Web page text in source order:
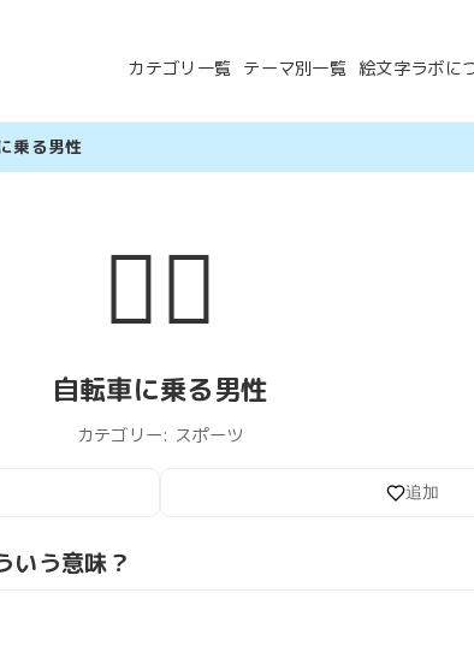
カテゴリ一覧 テーマ別一覧 絵文字ラボに
乗る男性
🚴‍♂️
自転車に乗る男性
カテゴリー: スポーツ
追加
いう意味？